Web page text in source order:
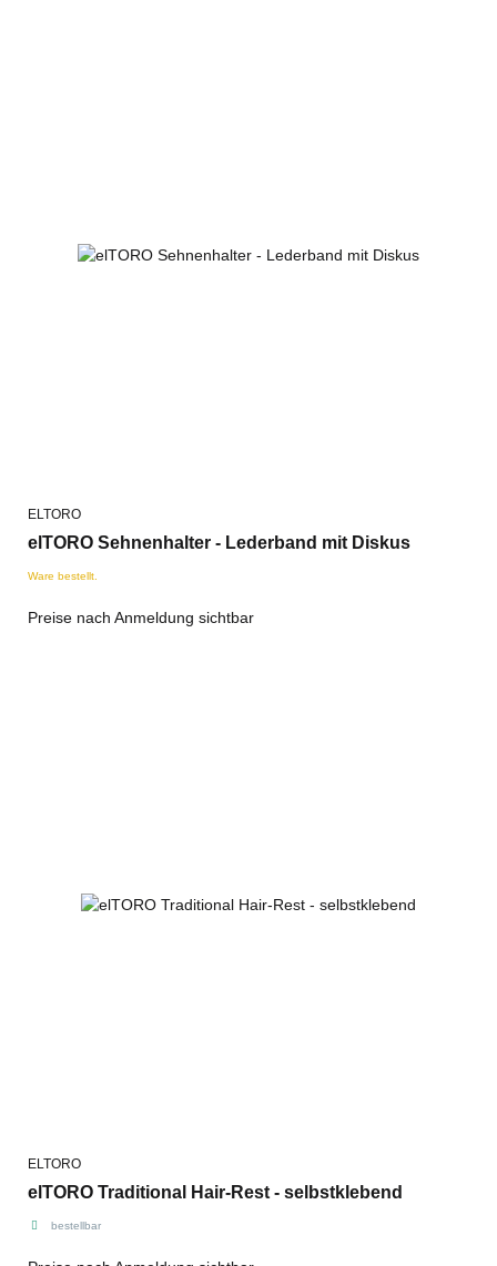
ELTORO
elTORO Sehnenhalter - Lederband mit Diskus
Ware bestellt.
Preise nach Anmeldung sichtbar
ELTORO
elTORO Traditional Hair-Rest - selbstklebend
bestellbar